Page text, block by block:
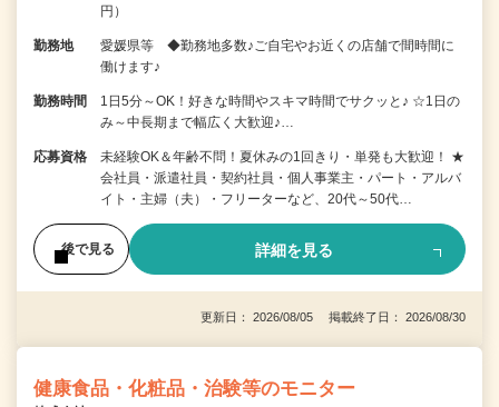
円）
勤務地
愛媛県等 ◆勤務地多数♪ご自宅やお近くの店舗で間時間に
働けます♪
勤務時間
1日5分～OK！好きな時間やスキマ時間でサクッと♪ ☆1日の
み～中長期まで幅広く大歓迎♪…
応募資格
未経験OK＆年齢不問！夏休みの1回きり・単発も大歓迎！ ★
会社員・派遣社員・契約社員・個人事業主・パート・アルバ
イト・主婦（夫）・フリーターなど、20代～50代…
後で見る 詳細を見る
更新日： 2026/08/05 掲載終了日： 2026/08/30
健康食品・化粧品・治験等のモニター